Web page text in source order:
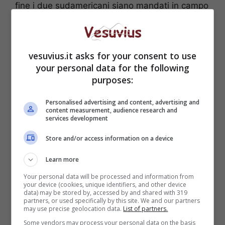
fine i due sudamericani siano mandati in campo
giocare c’è Santana che contro il Cagliari ha
disputato un ottimo primo tempo. L’ex viola
potrebbe trovare anche spazio nel corso del
match come interno di centrocampo. Scelte
ancora da compiere quindi per Mazzarri, ma il
l’Udinese è l’unico modo per allontanare le
nubi che aleggiano intorno alla squadra
azzurra.
Probabili formazioni Napoli-Udinese
vesuvius.it asks for your consent to use
your personal data for the following
purposes:
Personalised advertising and content, advertising and
content measurement, audience research and
services development
Store and/or access information on a device
Learn more
Your personal data will be processed and information from
your device (cookies, unique identifiers, and other device
data) may be stored by, accessed by and shared with 319
partners, or used specifically by this site. We and our partners
may use precise geolocation data. List of partners.
Some vendors may process your personal data on the basis